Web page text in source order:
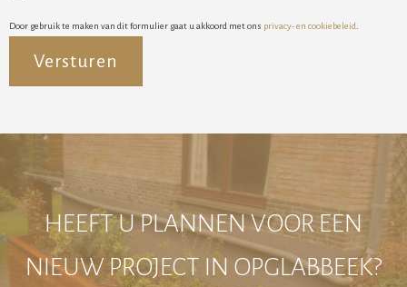
Door gebruik te maken van dit formulier gaat u akkoord met ons privacy- en cookiebeleid
HEEFT U PLANNEN VOOR EEN
NIEUW PROJECT IN OPGLABBEEK?